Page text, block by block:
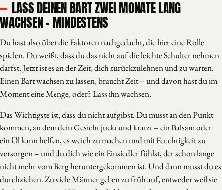
LASS DEINEN BART ZWEI MONATE LANG
WACHSEN – MINDESTENS
Du hast also über die Faktoren nachgedacht, die hier eine Rolle
spielen. Du weißt, dass du das nicht auf die leichte Schulter nehmen
darfst. Jetzt ist es an der Zeit, dich zurückzulehnen und zu warten.
Einen Bart wachsen zu lassen, braucht Zeit – und davon hast du im
Moment eine Menge, oder? Lass ihn wachsen.
Das Wichtigste ist, dass du nicht aufgibst. Du musst an den Punkt
kommen, an dem dein Gesicht juckt und kratzt – ein Balsam oder
ein Öl kann helfen, es weich zu machen und mit Feuchtigkeit zu
versorgen – und du dich wie ein Einsiedler fühlst, der schon lange
nicht mehr vom Berg heruntergekommen ist. Und dann musst du es
durchziehen. Zu viele Männer geben zu früh auf, entweder weil sie